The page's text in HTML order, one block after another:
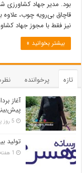
بود. مدیر جهاد کشاورزی
قاچاق بی‌رویه چوب،
نیز فقط با مجوز جهاد
بیشتر بخوانید »
تازه پرخواننده
آغاز
پیش‌بینی
5 روز پیش
تولید بیش از ۳۰۰۰تن سیب و
1 هفته پیش